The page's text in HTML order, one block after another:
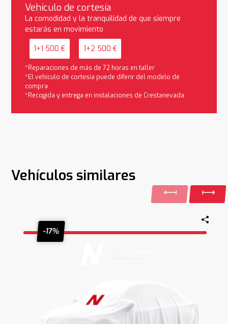
Vehículo de cortesía
La comodidad y la tranquilidad de que siempre
estarás en movimiento
1+1 500 € 1+2 500 €
*Reparaciones de más de 72 horas en taller
*El vehículo de cortesía puede diferir del modelo de
compra
*Recogida y entrega en instalaciones de Crestanevada
Vehículos similares
-17%